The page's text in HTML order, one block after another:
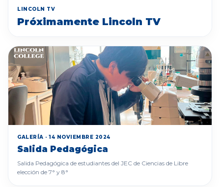
LINCOLN TV
Próximamente Lincoln TV
GALERÍA · 14 NOVIEMBRE 2024
Salida Pedagógica
Salida Pedagógica de estudiantes del JEC de Ciencias de Libre
elección de 7° y 8°